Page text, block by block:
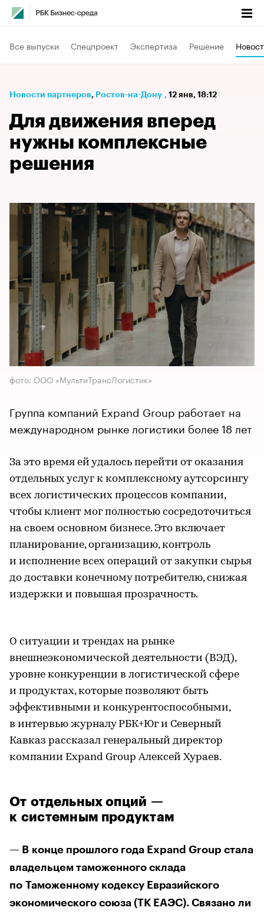
Все выпуски Спецпроект Экспертиза Решение
Новости партнеров⁠, Ростов-на-Дону , 12 янв, 18:12
Для движения вперед
нужны комплексные
решения
фото: ООО «МультиТрансЛогистик»
Группа компаний Expand Group работает на
международном рынке логистики более 18 лет
За это время ей удалось перейти от оказания
отдельных услуг к комплексному аутсорсингу
всех логистических процессов компании,
чтобы клиент мог полностью сосредоточиться
на своем основном бизнесе. Это включает
планирование, организацию, контроль
и исполнение всех операций от закупки сырья
до доставки конечному потребителю, снижая
издержки и повышая прозрачность.
О ситуации и трендах на рынке
внешнеэкономической деятельности (ВЭД),
уровне конкуренции в логистической сфере
и продуктах, которые позволяют быть
эффективными и конкурентоспособными,
в интервью журналу РБК+Юг и Северный
Кавказ рассказал генеральный директор
компании Expand Group Алексей Хураев.
От отдельных опций —
к системным продуктам
— В конце прошлого года Expand Group стала
владельцем таможенного склада
по Таможенному кодексу Евразийского
экономического союза (ТК ЕАЭС). Связано ли